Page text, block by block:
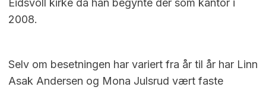
Eidsvoll kirke da han begynte der som kantor i
2008.
Selv om besetningen har variert fra år til år har Linn
Asak Andersen og Mona Julsrud vært faste